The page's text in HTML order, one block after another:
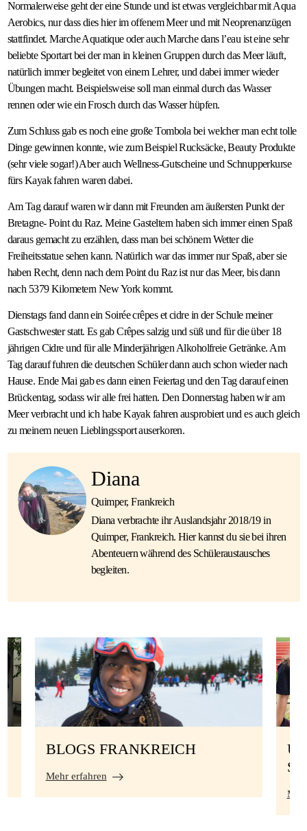
Normalerweise geht der eine Stunde und ist etwas vergleichbar mit Aqua
Aerobics, nur dass dies hier im offenem Meer und mit Neoprenanzügen
stattfindet. Marche Aquatique oder auch Marche dans l’eau ist eine sehr
beliebte Sportart bei der man in kleinen Gruppen durch das Meer läuft,
natürlich immer begleitet von einem Lehrer, und dabei immer wieder
Übungen macht. Beispielsweise soll man einmal durch das Wasser
rennen oder wie ein Frosch durch das Wasser hüpfen.
Zum Schluss gab es noch eine große Tombola bei welcher man echt tolle
Dinge gewinnen konnte, wie zum Beispiel Rucksäcke, Beauty Produkte
(sehr viele sogar!) Aber auch Wellness-Gutscheine und Schnupperkurse
fürs Kayak fahren waren dabei.
Am Tag darauf waren wir dann mit Freunden am äußersten Punkt der
Bretagne- Point du Raz. Meine Gasteltern haben sich immer einen Spaß
daraus gemacht zu erzählen, dass man bei schönem Wetter die
Freiheitsstatue sehen kann. Natürlich war das immer nur Spaß, aber sie
haben Recht, denn nach dem Point du Raz ist nur das Meer, bis dann
nach 5379 Kilometern New York kommt.
Dienstags fand dann ein Soirée crêpes et cidre in der Schule meiner
Gastschwester statt. Es gab Crêpes salzig und süß und für die über 18
jährigen Cidre und für alle Minderjährigen Alkoholfreie Getränke. Am
Tag darauf fuhren die deutschen Schüler dann auch schon wieder nach
Hause. Ende Mai gab es dann einen Feiertag und den Tag darauf einen
Brückentag, sodass wir alle frei hatten. Den Donnerstag haben wir am
Meer verbracht und ich habe Kayak fahren ausprobiert und es auch gleich
zu meinem neuen Lieblingssport auserkoren.
Diana
Quimper, Frankreich
Diana verbrachte ihr Auslandsjahr 2018/19 in
Quimper, Frankreich. Hier kannst du sie bei ihren
Abenteuern während des Schüleraustausches
begleiten.
BLOGS FRANKREICH
Mehr erfahren